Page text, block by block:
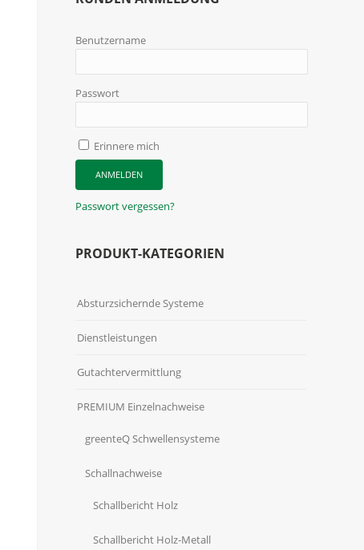
Benutzername
Passwort
Erinnere mich
Passwort vergessen?
PRODUKT-KATEGORIEN
Absturzsichernde Systeme
Dienstleistungen
Gutachtervermittlung
PREMIUM Einzelnachweise
greenteQ Schwellensysteme
Schallnachweise
Schallbericht Holz
Schallbericht Holz-Metall